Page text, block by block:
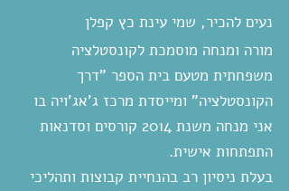
נעים להכיר, שמי עינת כץ קפלן
מורה ומנחה מוסמכת לקונסטלציה
משפחתית מטעם בית הספר "דרך
הקונסטלציה" ומייסדת מרכז ג'אג'ויה בו
אני מנחה משנת 2014 קורסים וסדנאות
התפתחות אישית.
בעלת ניסיון רב בהנחיית קבוצות ותהליכי